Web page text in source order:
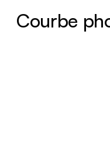
Courbe